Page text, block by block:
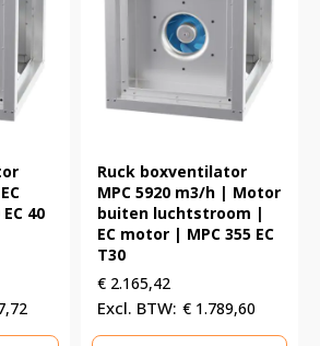
40
Ruck boxventilator
MPC 5920 m3/h | Motor
buiten luchtstroom |
EC motor | MPC 355 EC
T30
€ 2.165,42
€ 1.789,60